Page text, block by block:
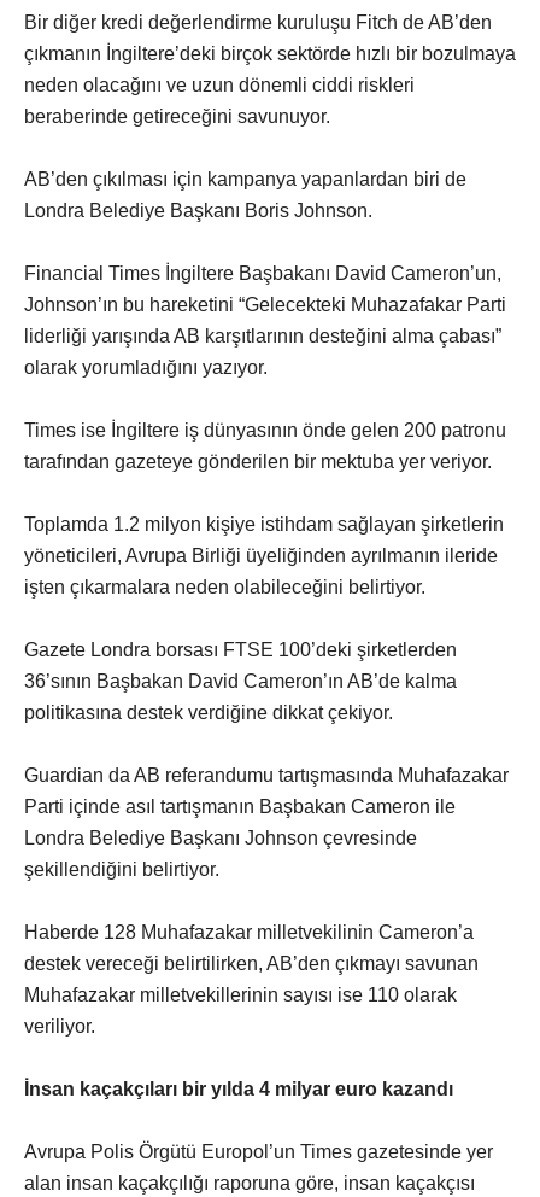
Bir diğer kredi değerlendirme kuruluşu Fitch de AB’den
çıkmanın İngiltere’deki birçok sektörde hızlı bir bozulmaya
neden olacağını ve uzun dönemli ciddi riskleri
beraberinde getireceğini savunuyor.
AB’den çıkılması için kampanya yapanlardan biri de
Londra Belediye Başkanı Boris Johnson.
Financial Times İngiltere Başbakanı David Cameron’un,
Johnson’ın bu hareketini “Gelecekteki Muhazafakar Parti
liderliği yarışında AB karşıtlarının desteğini alma çabası”
olarak yorumladığını yazıyor.
Times ise İngiltere iş dünyasının önde gelen 200 patronu
tarafından gazeteye gönderilen bir mektuba yer veriyor.
Toplamda 1.2 milyon kişiye istihdam sağlayan şirketlerin
yöneticileri, Avrupa Birliği üyeliğinden ayrılmanın ileride
işten çıkarmalara neden olabileceğini belirtiyor.
Gazete Londra borsası FTSE 100’deki şirketlerden
36’sının Başbakan David Cameron’ın AB’de kalma
politikasına destek verdiğine dikkat çekiyor.
Guardian da AB referandumu tartışmasında Muhafazakar
Parti içinde asıl tartışmanın Başbakan Cameron ile
Londra Belediye Başkanı Johnson çevresinde
şekillendiğini belirtiyor.
Haberde 128 Muhafazakar milletvekilinin Cameron’a
destek vereceği belirtilirken, AB’den çıkmayı savunan
Muhafazakar milletvekillerinin sayısı ise 110 olarak
veriliyor.
İnsan kaçakçıları bir yılda 4 milyar euro kazandı
Avrupa Polis Örgütü Europol’un Times gazetesinde yer
alan insan kaçakçılığı raporuna göre, insan kaçakçısı